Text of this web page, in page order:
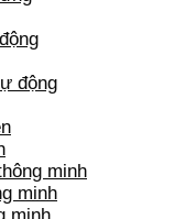
động
minh
minh